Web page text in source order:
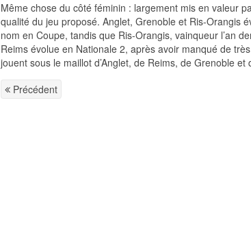
Même chose du côté féminin : largement mis en valeur
qualité du jeu proposé. Anglet, Grenoble et Ris-Orangis
nom en Coupe, tandis que Ris-Orangis, vainqueur l’an
Reims évolue en Nationale 2, après avoir manqué de
jouent sous le maillot d’Anglet, de Reims, de Grenoble et
Précédent